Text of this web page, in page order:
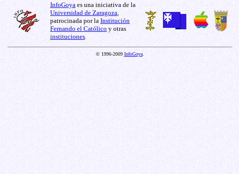
InfoGoya es una iniciativa de la
Universidad de Zaragoza
patrocinada por la Institución
Fernando el Católico y otras
instituciones
© 1996-2009 InfoGoya.